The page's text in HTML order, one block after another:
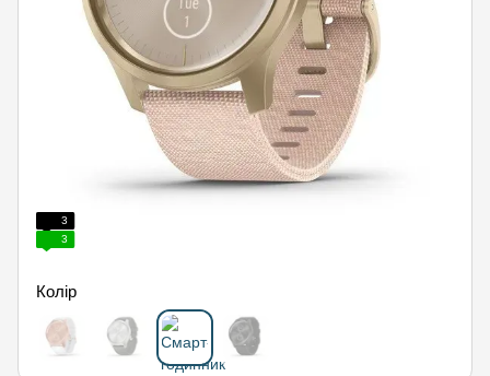
3
3
Колір